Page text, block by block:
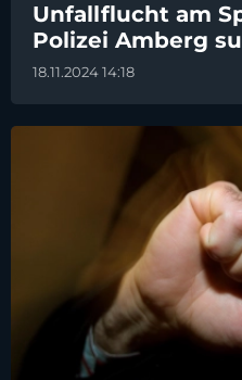
Unfallflucht am
Polizei Amberg
18.11.2024 14:18